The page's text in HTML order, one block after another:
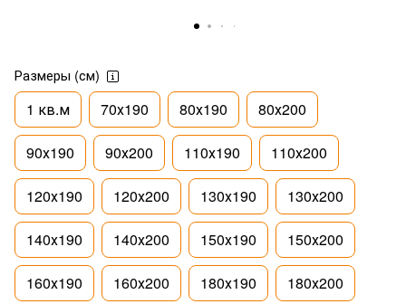
Размеры (см)
1 кв.м 70х190 80х190 80х200
90х190 90х200 110х190 110х200
120х190 120х200 130х190 130х200
140х190 140х200 150х190 150х200
160х190 160х200 180х190 180х200